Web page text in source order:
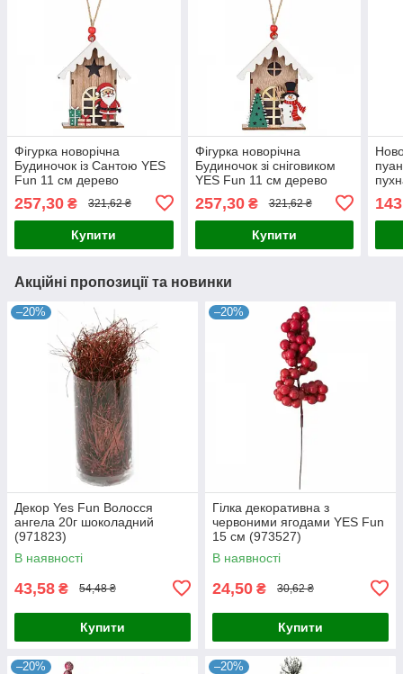
Фігурка новорічна
Будиночок із Сантою YES
Fun 11 см дерево
257,30 ₴ 321,62 ₴
Купити
Фігурка новорічна
Будиночок зі сніговиком
YES Fun 11 см дерево
257,30₴ 321,62 ₴
Купити
Акційні пропозиції та новинки
–20%
Декор Yes Fun Волосся
ангела 20г шоколадний
(971823)
В наявності
43,58 ₴ 54,48 ₴
Купити
–20%
Гілка декоративна з
червоними ягодами YES Fun
15 см (973527)
В наявності
24,50 ₴ 30,62 ₴
Купити
–20% –20%